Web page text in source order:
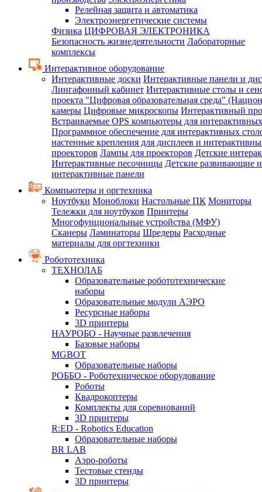
Релейная защита и автоматика
Электроэнергетические системы
Физика ЦИФРОВАЯ ЭЛЕКТРОНИКА
Безопасность жизнедеятельности Лабораторные
комплексы
Интерактивное оборудование
Интерактивные доски Интерактивные панели и
Лингафонный кабинет Интерактивные столы и
проекта "Цифровая образовательная среда"
камеры Цифровые микроскопы Интерактивный
Встраиваемые OPS компьютеры для
Программное обеспечение для интерактивных
настенные крепления для дисплеев и
проекторов Лампы для проекторов Детские
Интерактивные песочницы Детские развивающие
интерактивные панели
Компьютеры и оргтехника
Ноутбуки Моноблоки Настольные ПК Мониторы
Тележки для ноутбуков Принтеры
Многофунциональные устройства (МФУ)
Сканеры Ламинаторы Шредеры Расходные
материалы для оргтехники
Робототехника
ТЕХНОЛАБ
Образовательные робототехнические
наборы
Образовательные модули АЭРО
Ресурсные наборы
3D принтеры
НАУРОБО - Научные развлечения
Базовые наборы
MGBOT
Образовательные наборы
РОББО - Роботехническое оборудование
Роботы
Квадрокоптеры
Комплекты для соревнований
3D принтеры
R:ED - Robotics Education
Образовательные наборы
BR LAB
Аэро-роботы
Тестовые стенды
3D принтеры